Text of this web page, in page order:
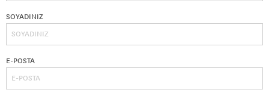
SOYADINIZ
E-POSTA